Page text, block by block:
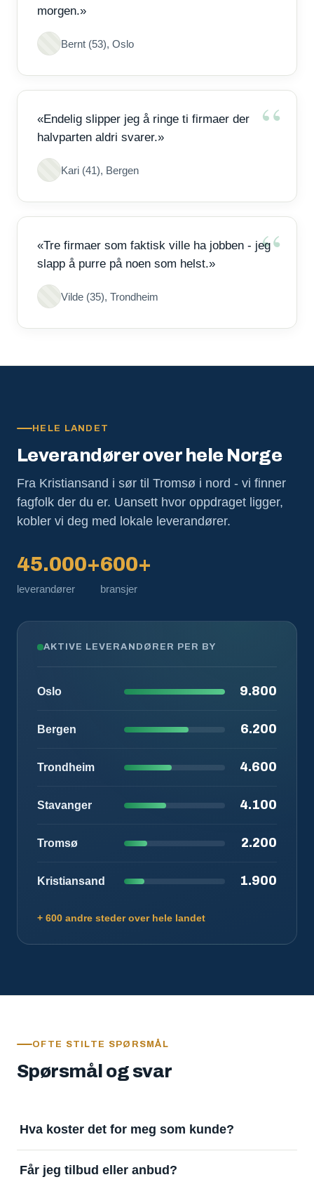
morgen.»
Bernt (53), Oslo
«Endelig slipper jeg å ringe ti firmaer der
halvparten aldri svarer.»
Kari (41), Bergen
«Tre firmaer som faktisk ville ha jobben - jeg
slapp å purre på noen som helst.»
Vilde (35), Trondheim
HELE LANDET
Leverandører over hele Norge
Fra Kristiansand i sør til Tromsø i nord - vi finner
fagfolk der du er. Uansett hvor oppdraget ligger,
kobler vi deg med lokale leverandører.
45.000+
leverandører
600+
bransjer
AKTIVE LEVERANDØRER PER BY
Oslo 9.800
Bergen 6.200
Trondheim 4.600
Stavanger 4.100
Tromsø 2.200
Kristiansand 1.900
+ 600 andre steder over hele landet
OFTE STILTE SPØRSMÅL
Spørsmål og svar
Hva koster det for meg som kunde?
å motta svar. Tjenesten finansieres av
Får jeg tilbud eller anbud?